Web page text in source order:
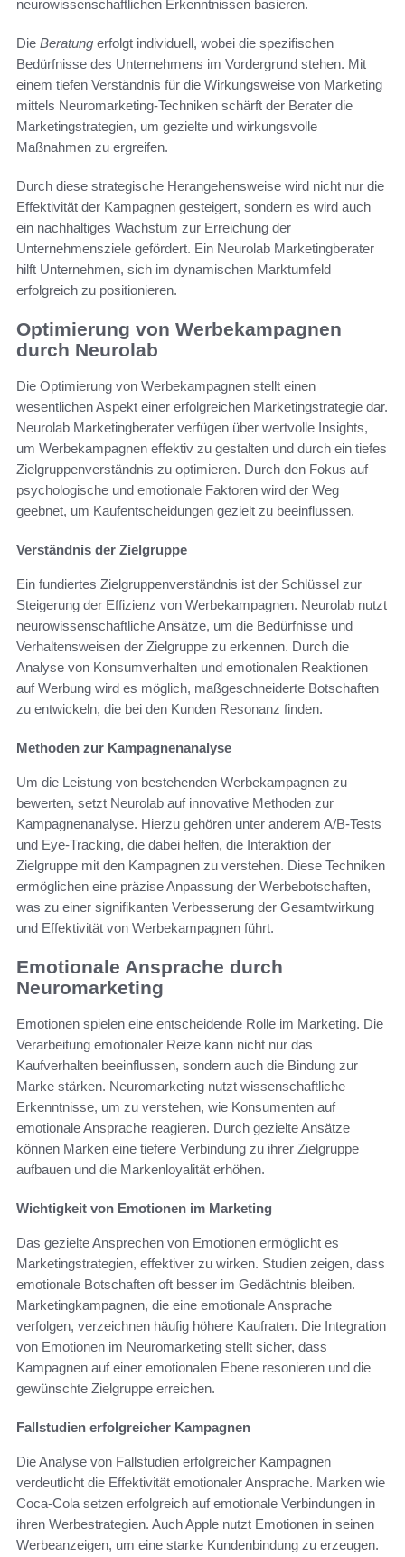
neurowissenschaftlichen Erkenntnissen basieren.
Die Beratung erfolgt individuell, wobei die spezifischen
Bedürfnisse des Unternehmens im Vordergrund stehen. Mit
einem tiefen Verständnis für die Wirkungsweise von Marketing
mittels Neuromarketing-Techniken schärft der Berater die
Marketingstrategien, um gezielte und wirkungsvolle
Maßnahmen zu ergreifen.
Durch diese strategische Herangehensweise wird nicht nur die
Effektivität der Kampagnen gesteigert, sondern es wird auch
ein nachhaltiges Wachstum zur Erreichung der
Unternehmensziele gefördert. Ein Neurolab Marketingberater
hilft Unternehmen, sich im dynamischen Marktumfeld
erfolgreich zu positionieren.
Optimierung von Werbekampagnen
durch Neurolab
Die Optimierung von Werbekampagnen stellt einen
wesentlichen Aspekt einer erfolgreichen Marketingstrategie dar.
Neurolab Marketingberater verfügen über wertvolle Insights,
um Werbekampagnen effektiv zu gestalten und durch ein tiefes
Zielgruppenverständnis zu optimieren. Durch den Fokus auf
psychologische und emotionale Faktoren wird der Weg
geebnet, um Kaufentscheidungen gezielt zu beeinflussen.
Verständnis der Zielgruppe
Ein fundiertes Zielgruppenverständnis ist der Schlüssel zur
Steigerung der Effizienz von Werbekampagnen. Neurolab nutzt
neurowissenschaftliche Ansätze, um die Bedürfnisse und
Verhaltensweisen der Zielgruppe zu erkennen. Durch die
Analyse von Konsumverhalten und emotionalen Reaktionen
auf Werbung wird es möglich, maßgeschneiderte Botschaften
zu entwickeln, die bei den Kunden Resonanz finden.
Methoden zur Kampagnenanalyse
Um die Leistung von bestehenden Werbekampagnen zu
bewerten, setzt Neurolab auf innovative Methoden zur
Kampagnenanalyse. Hierzu gehören unter anderem A/B-Tests
und Eye-Tracking, die dabei helfen, die Interaktion der
Zielgruppe mit den Kampagnen zu verstehen. Diese Techniken
ermöglichen eine präzise Anpassung der Werbebotschaften,
was zu einer signifikanten Verbesserung der Gesamtwirkung
und Effektivität von Werbekampagnen führt.
Emotionale Ansprache durch
Neuromarketing
Emotionen spielen eine entscheidende Rolle im Marketing. Die
Verarbeitung emotionaler Reize kann nicht nur das
Kaufverhalten beeinflussen, sondern auch die Bindung zur
Marke stärken. Neuromarketing nutzt wissenschaftliche
Erkenntnisse, um zu verstehen, wie Konsumenten auf
emotionale Ansprache reagieren. Durch gezielte Ansätze
können Marken eine tiefere Verbindung zu ihrer Zielgruppe
aufbauen und die Markenloyalität erhöhen.
Wichtigkeit von Emotionen im Marketing
Das gezielte Ansprechen von Emotionen ermöglicht es
Marketingstrategien, effektiver zu wirken. Studien zeigen, dass
emotionale Botschaften oft besser im Gedächtnis bleiben.
Marketingkampagnen, die eine emotionale Ansprache
verfolgen, verzeichnen häufig höhere Kaufraten. Die Integration
von Emotionen im Neuromarketing stellt sicher, dass
Kampagnen auf einer emotionalen Ebene resonieren und die
gewünschte Zielgruppe erreichen.
Fallstudien erfolgreicher Kampagnen
Die Analyse von Fallstudien erfolgreicher Kampagnen
verdeutlicht die Effektivität emotionaler Ansprache. Marken wie
Coca-Cola setzen erfolgreich auf emotionale Verbindungen in
ihren Werbestrategien. Auch Apple nutzt Emotionen in seinen
Werbeanzeigen, um eine starke Kundenbindung zu erzeugen.